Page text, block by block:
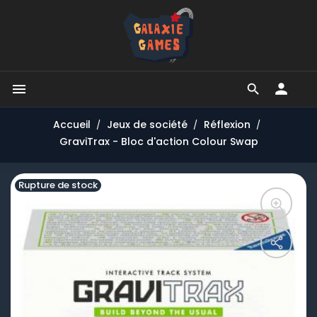


Accueil Jeux de société
Réflexion
GraviTrax - Bloc d'action Colour Swap
Rupture de stock